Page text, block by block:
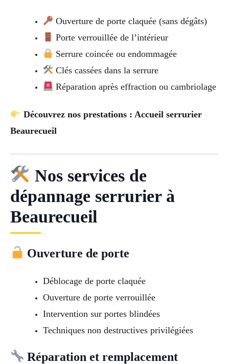
Ouverture de porte claquée (sans dégâts)
Porte verrouillée de l’intérieur
Serrure coincée ou endommagée
Clés cassées dans la serrure
Réparation après effraction ou cambriolage
Découvrez nos prestations : Accueil serrurier
Beaurecueil
Nos services de
dépannage serrurier à
Beaurecueil
Ouverture de porte
Déblocage de porte claquée
Ouverture de porte verrouillée
Intervention sur portes blindées
Techniques non destructives privilégiées
Réparation et remplacement